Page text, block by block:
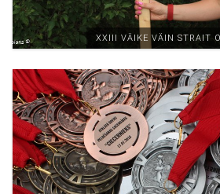
XXIII VÄIKE VÄIN STRAIT